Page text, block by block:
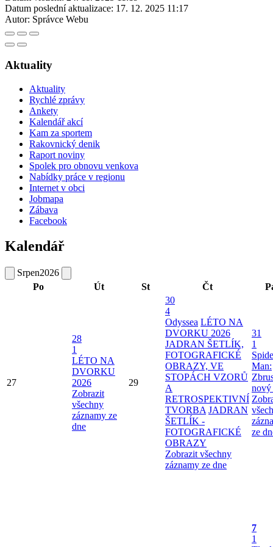
Datum poslední aktualizace: 17. 12. 2025 11:17
Autor: Správce Webu
Aktuality
Aktuality
Rychlé zprávy
Ankety
Kalendář akcí
Kam za sportem
Rakovnický denik
Raport noviny
Spolek pro obnovu venkova
Nabídky práce v regionu
Internet v obci
Jobmapa
Zábava
Facebook
Kalendář
Srpen2026
Po
Út St Čt
27
28
1
LÉTO NA
DVORKU
2026
Zobrazit
všechny
záznamy ze
dne
29
30
4
Odyssea LÉTO NA
DVORKU 2026
JADRAN ŠETLÍK,
FOTOGRAFICKÉ
OBRAZY, VE
STOPÁCH VZORŮ
A
RETROSPEKTIVNÍ
TVORBA JADRAN
ŠETLÍK -
FOTOGRAFICKÉ
OBRAZY
Zobrazit všechny
záznamy ze dne
31
1
Man:
nový
ze
7
1